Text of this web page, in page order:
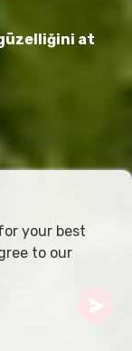
at
your best
to our